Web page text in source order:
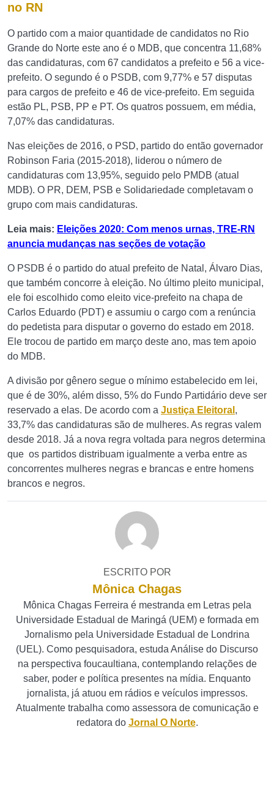
no RN
O partido com a maior quantidade de candidatos no Rio
Grande do Norte este ano é o MDB, que concentra 11,68%
das candidaturas, com 67 candidatos a prefeito e 56 a vice-
prefeito. O segundo é o PSDB, com 9,77% e 57 disputas
para cargos de prefeito e 46 de vice-prefeito. Em seguida
estão PL, PSB, PP e PT. Os quatros possuem, em média,
7,07% das candidaturas.
Nas eleições de 2016, o PSD, partido do então governador
Robinson Faria (2015-2018), liderou o número de
candidaturas com 13,95%, seguido pelo PMDB (atual
MDB). O PR, DEM, PSB e Solidariedade completavam o
grupo com mais candidaturas.
Leia mais: Eleições 2020: Com menos urnas, TRE-RN
anuncia mudanças nas seções de votação
O PSDB é o partido do atual prefeito de Natal, Álvaro Dias,
que também concorre à eleição. No último pleito municipal,
ele foi escolhido como eleito vice-prefeito na chapa de
Carlos Eduardo (PDT) e assumiu o cargo com a renúncia
do pedetista para disputar o governo do estado em 2018.
Ele trocou de partido em março deste ano, mas tem apoio
do MDB.
A divisão por gênero segue o mínimo estabelecido em lei,
que é de 30%, além disso, 5% do Fundo Partidário deve ser
reservado a elas. De acordo com a Justiça Eleitoral ,
33,7% das candidaturas são de mulheres. As regras valem
desde 2018. Já a nova regra voltada para negros determina
que os partidos distribuam igualmente a verba entre as
concorrentes mulheres negras e brancas e entre homens
brancos e negros.
ESCRITO POR
Mônica Chagas
Mônica Chagas Ferreira é mestranda em Letras pela
Universidade Estadual de Maringá (UEM) e formada em
Jornalismo pela Universidade Estadual de Londrina
(UEL). Como pesquisadora, estuda Análise do Discurso
na perspectiva foucaultiana, contemplando relações de
saber, poder e política presentes na mídia. Enquanto
jornalista, já atuou em rádios e veículos impressos.
Atualmente trabalha como assessora de comunicação e
redatora do Jornal O Norte.